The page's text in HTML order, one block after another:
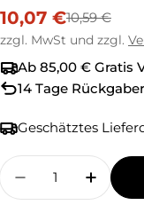
Verkaufspreis
10,07 €
Regulärer
Preis
10,59 €
zzgl. MwSt und zzgl.
Ab 85,00 € Gratis
14 Tage
Geschätztes
Menge
Menge Für